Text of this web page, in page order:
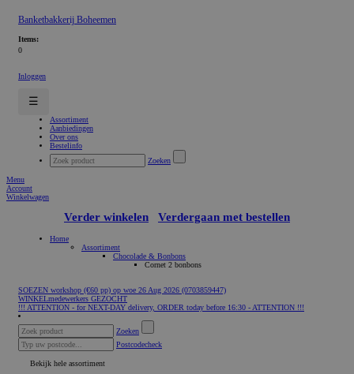
Banketbakkerij Boheemen
Items:
0
Inloggen
☰
Assortiment
Aanbiedingen
Over ons
Bestelinfo
Zoeken
Menu
Account
Winkelwagen
Verder winkelen Verdergaan met bestellen
Home
Assortiment
Chocolade & Bonbons
Cornet 2 bonbons
SOEZEN workshop (€60 pp) op woe 26 Aug 2026 (0703859447)
WINKELmedewerkers GEZOCHT
!!! ATTENTION - for NEXT-DAY delivery, ORDER today before 16:30 - ATTENTION !!!
Zoeken
Postcodecheck
Bekijk hele assortiment